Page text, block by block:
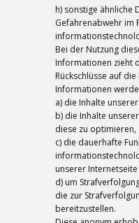
h) sonstige ähnliche
Gefahrenabwehr im
Bei der Nutzung
Informationen zieht
Rückschlüsse auf
Informationen
a) die Inhalte
b) die Inhalte
diese zu optimieren,
c) die dauerhafte
unserer
d) um
die zur
bereitzustellen.